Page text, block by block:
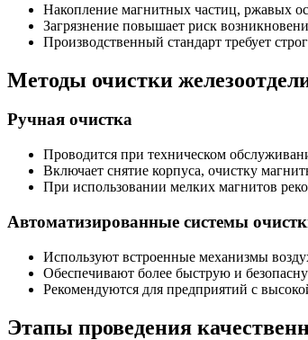
Накопление магнитных частиц, ржавых
Загрязнение повышает риск
Производственный стандарт требует
Методы очистки
Ручная очистка
Проводится при техническом
Включает снятие корпуса, очистку
При использовании мелких магнитов
Автоматизированные системы
Используют встроенные механизмы
Обеспечивают более быструю и
Рекомендуются для предприятий с
Этапы проведения